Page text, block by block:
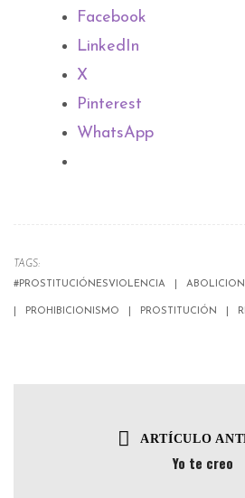
Facebook
LinkedIn
X
Pinterest
WhatsApp
TAGS:
#PROSTITUCIÓNESVIOLENCIA
PROHIBICIONISMO PROSTITUCIÓN
ARTÍCULO
Yo te creo